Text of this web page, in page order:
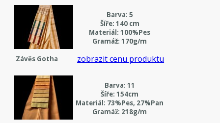
Barva: 5
Šíře: 140 cm
Materiál: 100%Pes
Gramáž: 170g/m
Závěs Gotha
zobrazit cenu produktu
Barva: 11
Šíře: 154cm
Materiál: 73%Pes, 27%Pan
Gramáž: 218g/m